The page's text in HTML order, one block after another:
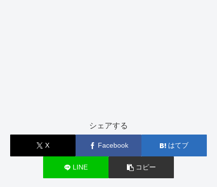
シェアする
X Facebook はてブ
LINE コピー